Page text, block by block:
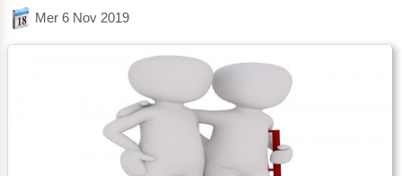
Mer 6 Nov 2019